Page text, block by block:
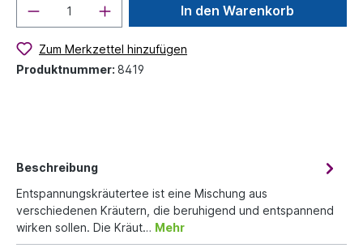
In den Warenkorb
Zum Merkzettel hinzufügen
Produktnummer: 8419
Beschreibung
Entspannungskräutertee ist eine Mischung aus
verschiedenen Kräutern, die beruhigend und entspannend
wirken sollen. Die Kräut… Mehr